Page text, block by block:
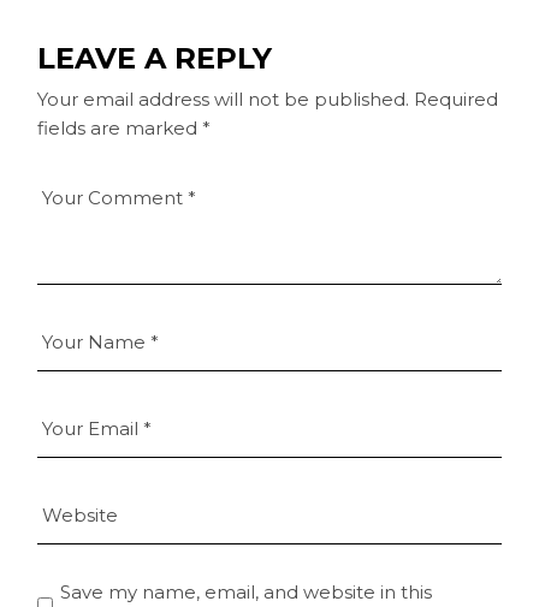
LEAVE A REPLY
Your email address will not be published. Required
fields are marked *
Save my name, email, and website in this